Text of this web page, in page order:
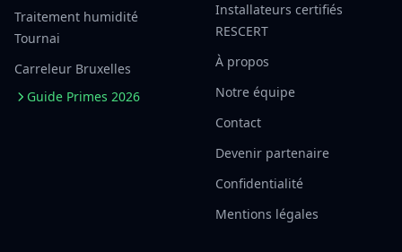
Traitement humidité
Tournai
Carreleur Bruxelles
Guide Primes 2026
Installateurs certifiés
RESCERT
À propos
Notre équipe
Contact
Devenir partenaire
Confidentialité
Mentions légales